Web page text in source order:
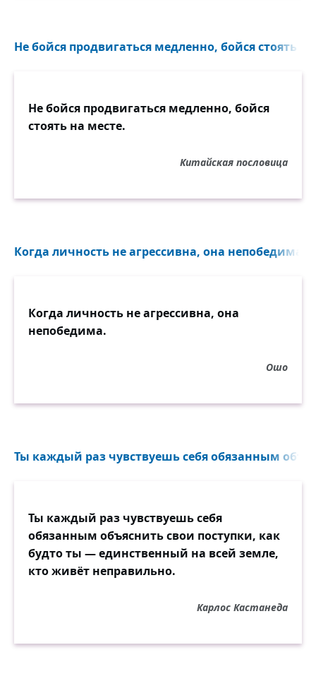
Не бойся продвигаться медленно, бойся стоять
Не бойся продвигаться медленно, бойся
стоять на месте.
Китайская пословица
Когда личность не агрессивна, она непобедима...
Когда личность не агрессивна, она
непобедима.
Ошо
Ты каждый раз чувствуешь себя обязанным
Ты каждый раз чувствуешь себя
обязанным объяснить свои поступки, как
будто ты — единственный на всей земле,
кто живёт неправильно.
Карлос Кастанеда